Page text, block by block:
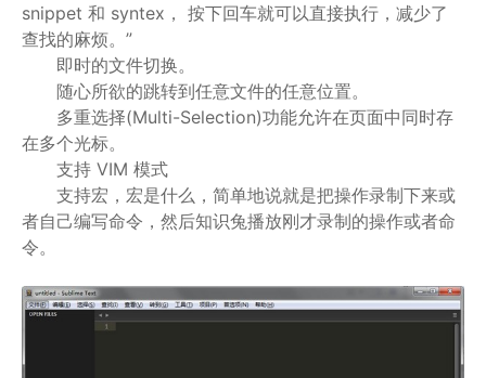
snippet 和 syntex， 按下回车就可以直接执行，减少了
查找的麻烦。”
即时的文件切换。
随心所欲的跳转到任意文件的任意位置。
多重选择(Multi-Selection)功能允许在页面中同时存
在多个光标。
支持 VIM 模式
支持宏，宏是什么，简单地说就是把操作录制下来或
者自己编写命令，然后知识兔播放刚才录制的操作或者命
令。